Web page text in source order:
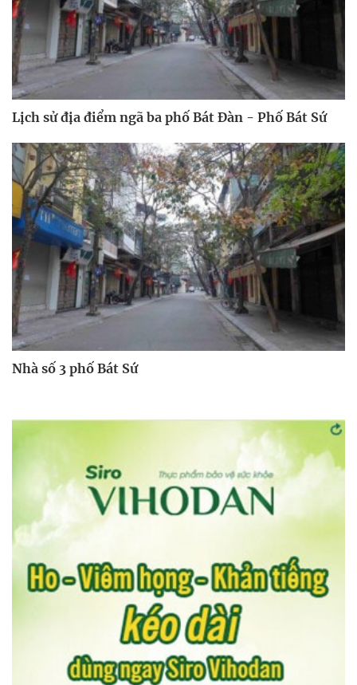
Lịch sử địa điểm ngã ba phố Bát Đàn - Phố Bát Sứ
Nhà số 3 phố Bát Sứ